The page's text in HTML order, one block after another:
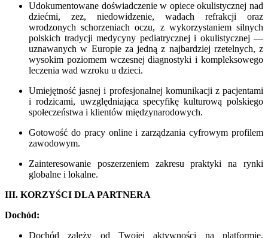
Udokumentowane doświadczenie w opiece okulistycznej nad
dziećmi, zez, niedowidzenie, wadach refrakcji oraz
wrodzonych schorzeniach oczu, z wykorzystaniem silnych
polskich tradycji medycyny pediatrycznej i okulistycznej —
uznawanych w Europie za jedną z najbardziej rzetelnych, z
wysokim poziomem wczesnej diagnostyki i kompleksowego
leczenia wad wzroku u dzieci.
Umiejętność jasnej i profesjonalnej komunikacji z pacjentami
i rodzicami, uwzględniająca specyfikę kulturową polskiego
społeczeństwa i klientów międzynarodowych.
Gotowość do pracy online i zarządzania cyfrowym profilem
zawodowym.
Zainteresowanie poszerzeniem zakresu praktyki na rynki
globalne i lokalne.
III. KORZYŚCI DLA PARTNERA
Dochód:
Dochód zależy od Twojej aktywności na platformie,